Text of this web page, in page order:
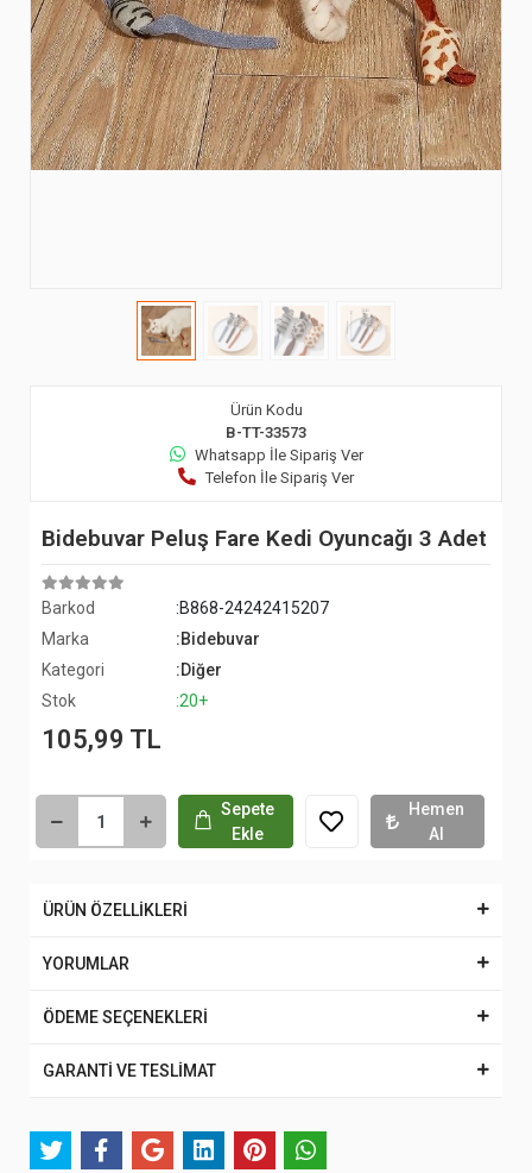
Ürün Kodu
B-TT-33573
Whatsapp İle Sipariş Ver
Telefon İle Sipariş Ver
Bidebuvar Peluş Fare Kedi Oyuncağı 3 Adet
Barkod
:B868-24242415207
Marka
:Bidebuvar
Kategori
:Diğer
Stok
:20+
105,99 TL
Sepete
Ekle
Hemen
Al
ÜRÜN ÖZELLİKLERİ
YORUMLAR
ÖDEME SEÇENEKLERİ
GARANTİ VE TESLİMAT